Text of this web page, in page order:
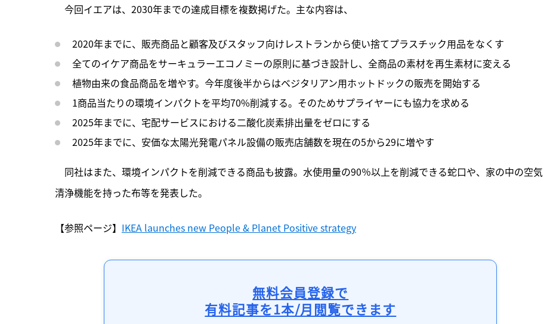
今回イエアは、2030年までの達成目標を複数掲げた。主な内容は、
2020年までに、販売商品と顧客及びスタッフ向けレストランから使い捨てプラスチック用品をなくす
全てのイケア商品をサーキュラーエコノミーの原則に基づき設計し、全商品の素材を再生素材に変える
植物由来の食品商品を増やす。今年度後半からはベジタリアン用ホットドックの販売を開始する
1商品当たりの環境インパクトを平均70%削減する。そのためサプライヤーにも協力を求める
2025年までに、宅配サービスにおける二酸化炭素排出量をゼロにする
2025年までに、安価な太陽光発電パネル設備の販売店舗数を現在の5から29に増やす
同社はまた、環境インパクトを削減できる商品も披露。水使用量の90％以上を削減できる蛇口や、家の中の空気
清浄機能を持った布等を発表した。
【参照ページ】 IKEA launches new People & Planet Positive strategy
無料会員登録で
有料記事を1本/月閲覧できます